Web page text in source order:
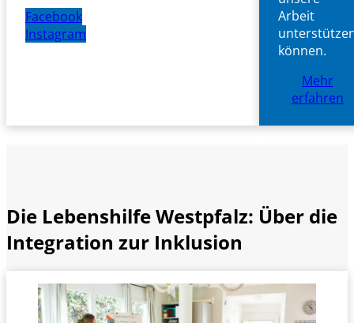
Facebook
Instagram
Arbeit
können.
Mehr
erfahren
Die Lebenshilfe Westpfalz: Über die
Integration zur Inklusion